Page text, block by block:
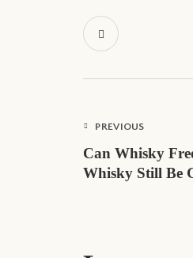
PREVIOUS
Can Whisky
Whisky Still Be